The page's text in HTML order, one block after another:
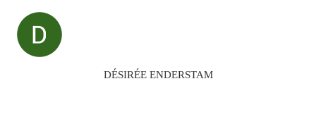
DÉSIRÉE ENDERSTAM